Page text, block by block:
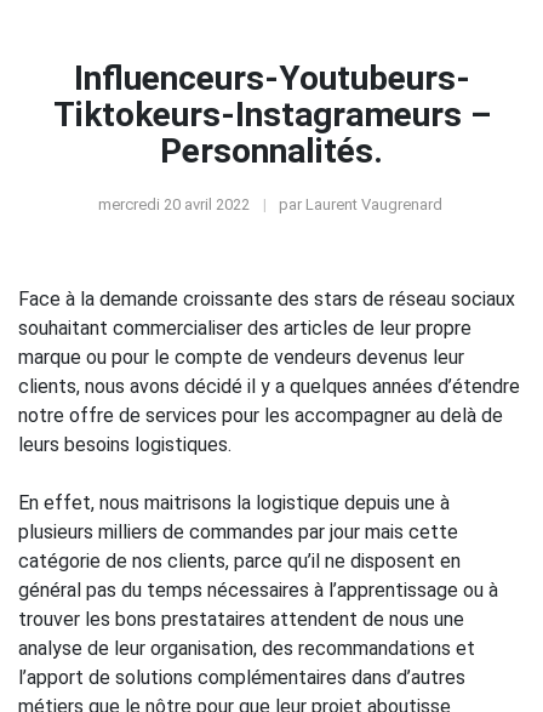
Influenceurs-Youtubeurs-
Tiktokeurs-Instagrameurs –
Personnalités.
mercredi 20 avril 2022 par Laurent Vaugrenard
Face à la demande croissante des stars de réseau sociaux
souhaitant commercialiser des articles de leur propre
marque ou pour le compte de vendeurs devenus leur
clients, nous avons décidé il y a quelques années d’étendre
notre offre de services pour les accompagner au delà de
leurs besoins logistiques.
En effet, nous maitrisons la logistique depuis une à
plusieurs milliers de commandes par jour mais cette
catégorie de nos clients, parce qu’il ne disposent en
général pas du temps nécessaires à l’apprentissage ou à
trouver les bons prestataires attendent de nous une
analyse de leur organisation, des recommandations et
l’apport de solutions complémentaires dans d’autres
métiers que le nôtre pour que leur projet aboutisse